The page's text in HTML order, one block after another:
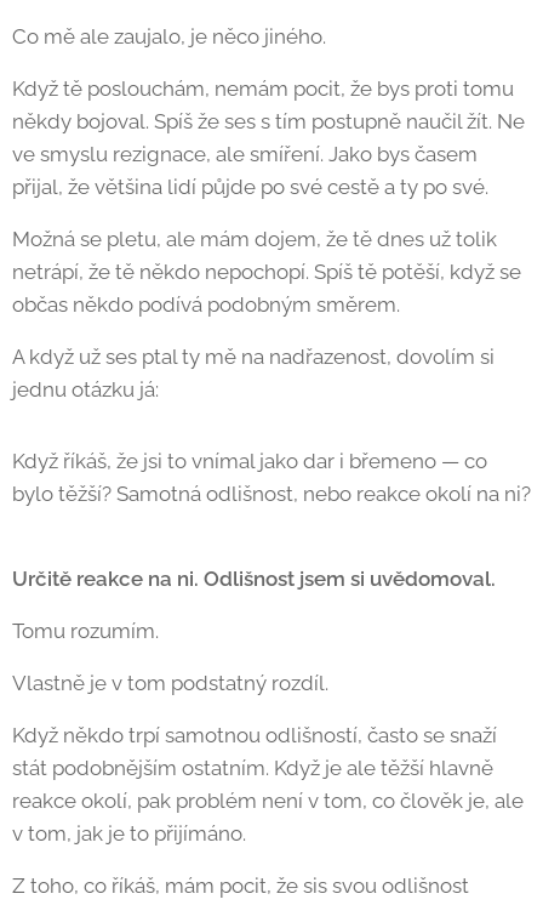
Co mě ale zaujalo, je něco jiného.
Když tě poslouchám, nemám pocit, že bys proti tomu
někdy bojoval. Spíš že ses s tím postupně naučil žít. Ne
ve smyslu rezignace, ale smíření. Jako bys časem
přijal, že většina lidí půjde po své cestě a ty po své.
Možná se pletu, ale mám dojem, že tě dnes už tolik
netrápí, že tě někdo nepochopí. Spíš tě potěší, když se
občas někdo podívá podobným směrem.
A když už ses ptal ty mě na nadřazenost, dovolím si
jednu otázku já:
Když říkáš, že jsi to vnímal jako dar i břemeno — co
bylo těžší? Samotná odlišnost, nebo reakce okolí na ni?
Určitě reakce na ni. Odlišnost jsem si uvědomoval.
Tomu rozumím.
Vlastně je v tom podstatný rozdíl.
Když někdo trpí samotnou odlišností, často se snaží
stát podobnějším ostatním. Když je ale těžší hlavně
reakce okolí, pak problém není v tom, co člověk je, ale
v tom, jak je to přijímáno.
Z toho, co říkáš, mám pocit, že sis svou odlišnost